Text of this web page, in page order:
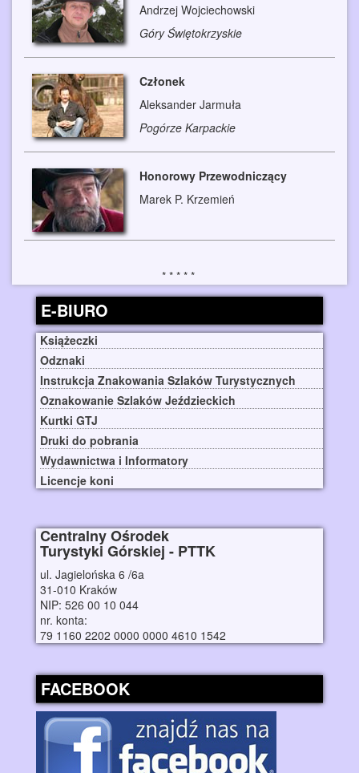
Andrzej Wojciechowski
Góry Świętokrzyskie
Członek
Aleksander Jarmuła
Pogórze Karpackie
Honorowy Przewodniczący
Marek P. Krzemień
E-BIURO
Książeczki
Odznaki
Instrukcja Znakowania Szlaków Turystycznych
Oznakowanie Szlaków Jeździeckich
Kurtki GTJ
Druki do pobrania
Wydawnictwa i Informatory
Licencje koni
Centralny Ośrodek
Turystyki Górskiej - PTTK
ul. Jagielońska 6 /6a
31-010 Kraków
NIP: 526 00 10 044
nr. konta:
79 1160 2202 0000 0000 4610 1542
FACEBOOK